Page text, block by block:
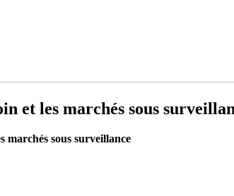
et les marchés sous
marchés sous surveillance